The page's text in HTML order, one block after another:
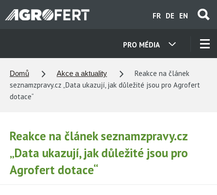
EN
DE
FR
PRO MÉDIA
KONTAKTY
KARIÉRA
Domů Akce a aktuality
Reakce na článek
seznamzpravy.cz „Data ukazují, jak důležité jsou pro Agrofert
dotace“
Reakce na článek seznamzpravy.cz
„Data ukazují, jak důležité jsou pro
Agrofert dotace“